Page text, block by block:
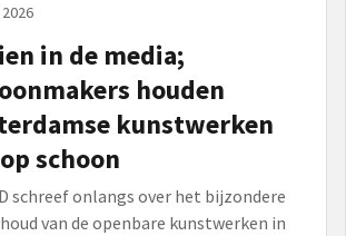
in de media;
houden
kunstwerken
schoon
schreef onlangs over het bijzondere
van de openbare kunstwerken in